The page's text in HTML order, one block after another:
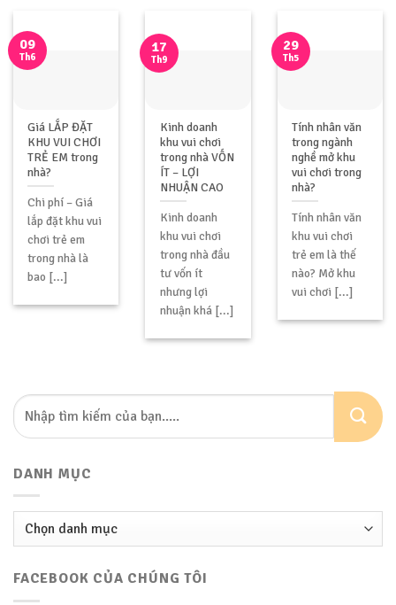
Giá LẮP ĐẶT
KHU VUI CHƠI
TRẺ EM trong
nhà?
Chi phí – Giá
lắp đặt khu vui
chơi trẻ em
trong nhà là
bao [...]
09
Th6
Kinh doanh
khu vui chơi
trong nhà VỐN
ÍT – LỢI
NHUẬN CAO
Kinh doanh
khu vui chơi
trong nhà đầu
tư vốn ít
nhưng lợi
nhuận khá [...]
17
Th9
Tính nhân văn
trong ngành
nghề mở khu
vui chơi trong
nhà?
Tính nhân văn
khu vui chơi
trẻ em là thế
nào? Mở khu
vui chơi [...]
29
Th5
DANH MỤC
Danh
FACEBOOK CỦA CHÚNG TÔI